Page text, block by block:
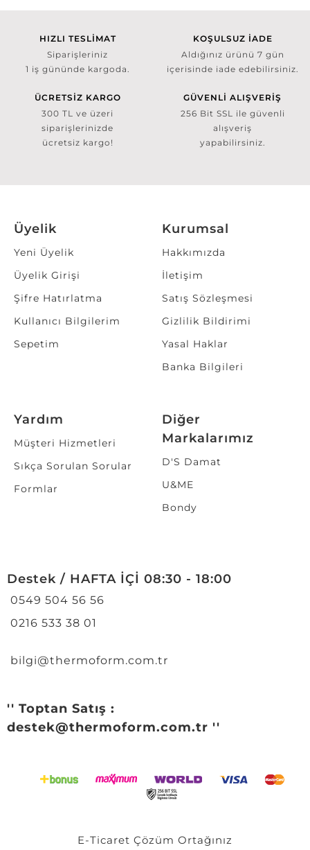
HIZLI TESLİMAT
Siparişleriniz
1 iş gününde kargoda.
KOŞULSUZ İADE
Aldığınız ürünü 7 gün
içerisinde iade edebilirsiniz.
ÜCRETSİZ KARGO
300 TL ve üzeri
siparişlerinizde
ücretsiz kargo!
GÜVENLİ ALIŞVERİŞ
256 Bit SSL ile güvenli
alışveriş
yapabilirsiniz.
Üyelik
Yeni Üyelik
Üyelik Girişi
Şifre Hatırlatma
Kullanıcı Bilgilerim
Sepetim
Kurumsal
Hakkımızda
İletişim
Satış Sözleşmesi
Gizlilik Bildirimi
Yasal Haklar
Banka Bilgileri
Yardım
Müşteri Hizmetleri
Sıkça Sorulan Sorular
Formlar
Diğer
Markalarımız
D'S Damat
U&ME
Bondy
Destek / HAFTA İÇİ 08:30 - 18:00
0549 504 56 56
0216 533 38 01
bilgi@thermoform.com.tr
'' Toptan Satış :
destek@thermoform.com.tr ''
E-Ticaret Çözüm Ortağınız